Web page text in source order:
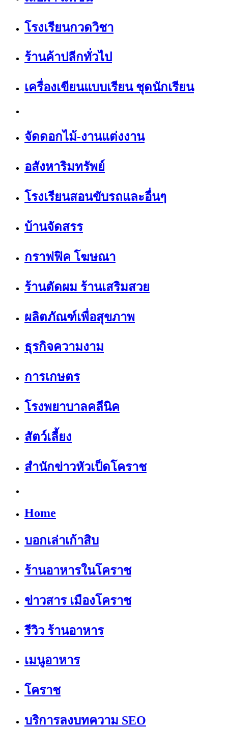
โรงเรียนกวดวิชา
ร้านค้าปลีกทั่วไป
เครื่องเขียนแบบเรียน ชุดนักเรียน
จัดดอกไม้-งานแต่งงาน
อสังหาริมทรัพย์
โรงเรียนสอนขับรถและอื่นๆ
บ้านจัดสรร
กราฟฟิค โฆษณา
ร้านตัดผม ร้านเสริมสวย
ผลิตภัณฑ์เพื่อสุขภาพ
ธุรกิจความงาม
การเกษตร
โรงพยาบาลคลีนิค
สัตว์เลี้ยง
สำนักข่าวหัวเป็ดโคราช
Home
บอกเล่าเก้าสิบ
ร้านอาหารในโคราช
ข่าวสาร เมืองโคราช
รีวิว ร้านอาหาร
เมนูอาหาร
โคราช
บริการลงบทความ SEO